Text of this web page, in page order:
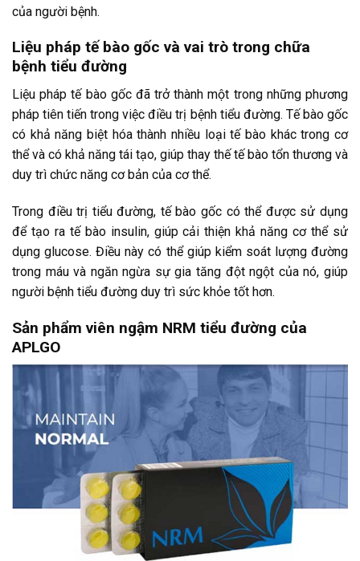
của người bệnh.
Liệu pháp tế bào gốc và vai trò trong chữa
bệnh tiểu đường
Liệu pháp tế bào gốc đã trở thành một trong những phương
pháp tiên tiến trong việc điều trị bệnh tiểu đường. Tế bào gốc
có khả năng biệt hóa thành nhiều loại tế bào khác trong cơ
thể và có khả năng tái tạo, giúp thay thế tế bào tổn thương và
duy trì chức năng cơ bản của cơ thể.
Trong điều trị tiểu đường, tế bào gốc có thể được sử dụng
để tạo ra tế bào insulin, giúp cải thiện khả năng cơ thể sử
dụng glucose. Điều này có thể giúp kiểm soát lượng đường
trong máu và ngăn ngừa sự gia tăng đột ngột của nó, giúp
người bệnh tiểu đường duy trì sức khỏe tốt hơn.
Sản phẩm viên ngậm NRM tiểu đường của
APLGO